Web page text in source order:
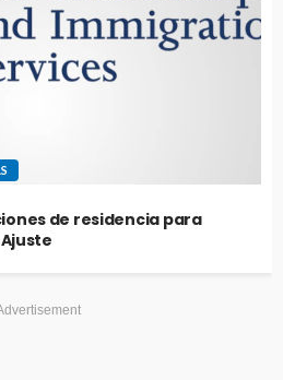
de residencia para